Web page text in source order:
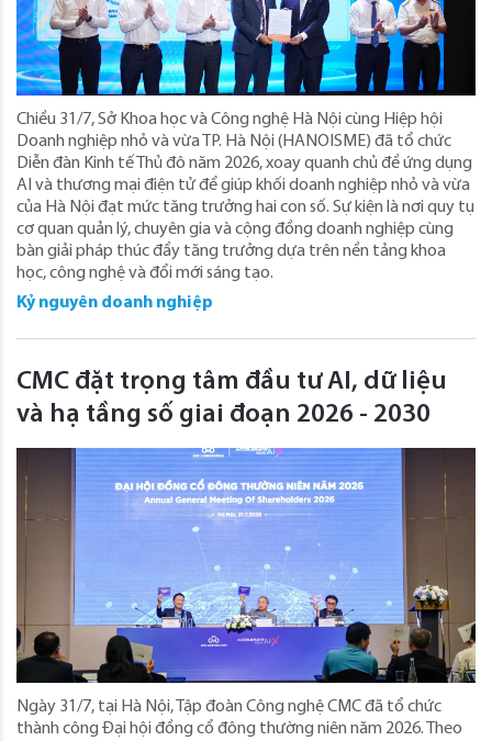
Chiều 31/7, Sở Khoa học và Công nghệ Hà Nội cùng Hiệp hội
Doanh nghiệp nhỏ và vừa TP. Hà Nội (HANOISME) đã tổ chức
Diễn đàn Kinh tế Thủ đô năm 2026, xoay quanh chủ đề ứng dụng
AI và thương mại điện tử để giúp khối doanh nghiệp nhỏ và vừa
của Hà Nội đạt mức tăng trưởng hai con số. Sự kiện là nơi quy tụ
cơ quan quản lý, chuyên gia và cộng đồng doanh nghiệp cùng
bàn giải pháp thúc đẩy tăng trưởng dựa trên nền tảng khoa
học, công nghệ và đổi mới sáng tạo.
Kỷ nguyên doanh nghiệp
CMC đặt trọng tâm đầu tư AI, dữ liệu
và hạ tầng số giai đoạn 2026 - 2030
Ngày 31/7, tại Hà Nội, Tập đoàn Công nghệ CMC đã tổ chức
thành công Đại hội đồng cổ đông thường niên năm 2026. Theo